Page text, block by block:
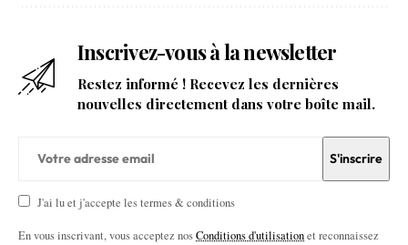
Inscrivez-vous à la newsletter
Restez informé ! Recevez les dernières
nouvelles directement dans votre boîte mail.
J'ai lu et j'accepte les termes & conditions
En vous inscrivant, vous acceptez nosConditions d'utilisationet reconnaissez